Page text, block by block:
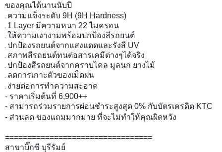
ของคุณได้นานนับปี
ความแข็งระดับ 9H (9H Hardness)
1 Layer มีความหนา 22ไมครอน
ให้ความเงางามพร้อมปกป้องสีรถยนต์
ปกป้องรถยนต์จากแสงแดดและรังสี UV
สภาพสีรถยนต์ทนต่อสารเคมีต่างๆได้จริง
ปกป้องสีรถยนต์จากคราบไคล มูลนก ยางไม้
ลดการเกาะตัวของเม็ดฝน
ง่ายต่อการทำความสะอาด
- ราคาเริ่มต้นที่ 6,900++
- สามารถร่วมรายการผ่อนชำระสูงสุด 0% กับบัตรเครดิต KTC
- ส่วนลด ของแถมมากมาย ที่จะไม่ทำให้คุณผิดหวัง
=================================
สาขาบิ๊กซี บุรีรัมย์